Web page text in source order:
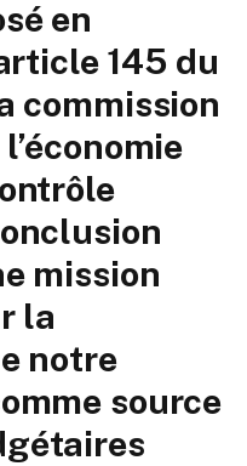
en
145 du
commission
mission
la
notre
source